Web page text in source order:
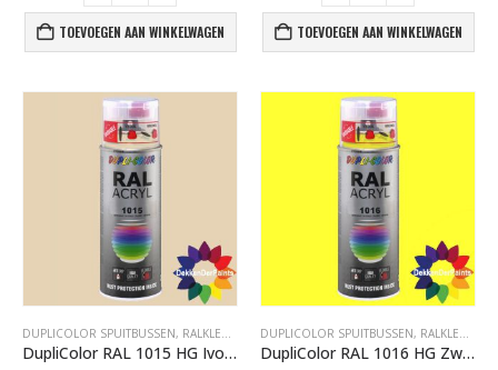
TOEVOEGEN AAN WINKELWAGEN TOEVOEGEN AAN WINKELWAGEN
DUPLICOLOR SPUITBUSSEN, RALKLEUREN HOOGGLANS 400ML
DupliColor RAL 1015 HG Ivoorwit
DUPLICOLOR SPUITBUSSEN, RALKLEUREN HOOGGLANS 400ML
DupliColor RAL 1016 HG Zwavelgeel